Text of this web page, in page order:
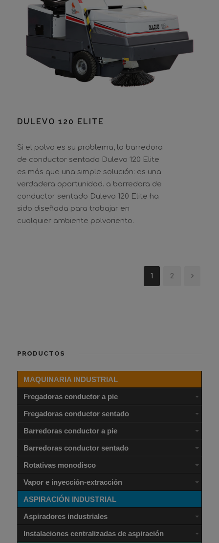
DULEVO 120 ELITE
Si el polvo es su problema, la barredora
de conductor sentado Dulevo 120 Elite
es más que una simple solución: es una
verdadera oportunidad. a barredora de
conductor sentado Dulevo 120 Elite ha
sido diseñada para trabajar en
cualquier ambiente polvoriento.
1 2
PRODUCTOS
MAQUINARIA INDUSTRIAL
Fregadoras conductor a pie
Fregadoras conductor sentado
Barredoras conductor a pie
Barredoras conductor sentado
Rotativas monodisco
Vapor e inyección-extracción
ASPIRACIÓN INDUSTRIAL
Aspiradores industriales
Instalaciones centralizadas de aspiración